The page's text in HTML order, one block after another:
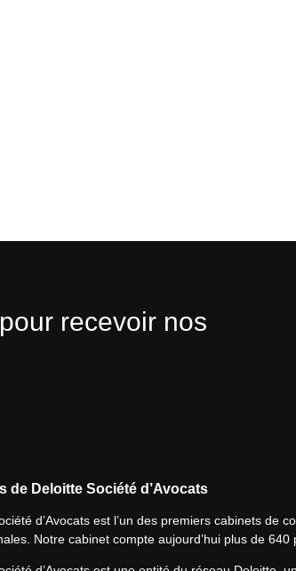
recevoir nos
de Deloitte Société d’Avocats
d’Avocats est l’un des premiers cabinets de
Notre cabinet compte aujourd’hui plus de